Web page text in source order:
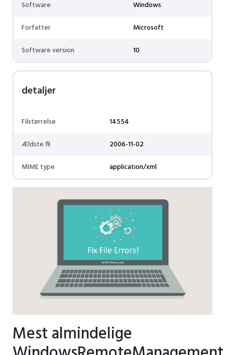
Software
Windows
Forfatter
Microsoft
Software version
10
detaljer
Filstørrelse
14554
Ældste fil
2006-11-02
MIME type
application/xml
Mest almindelige